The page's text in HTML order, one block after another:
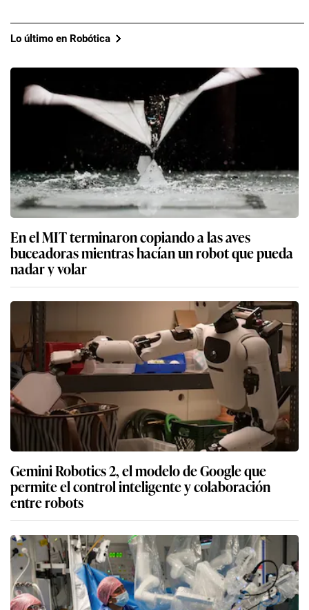
Lo último en Robótica
En el MIT terminaron copiando a las aves
buceadoras mientras hacían un robot que pueda
nadar y volar
Gemini Robotics 2, el modelo de Google que
permite el control inteligente y colaboración
entre robots